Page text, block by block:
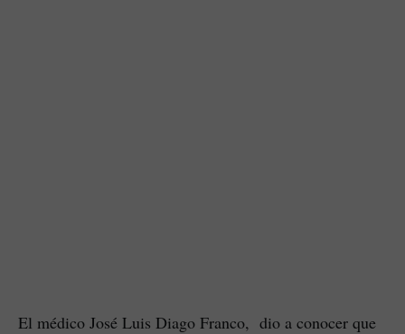
El médico José Luis Diago Franco, dio a conocer que